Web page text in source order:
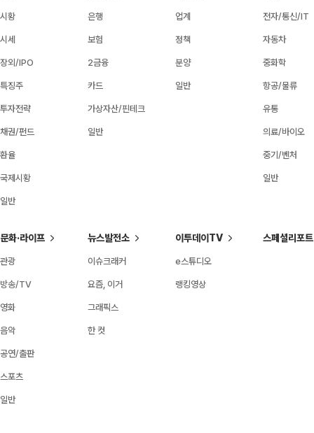
시황
시세
장외/IPO
특징주
투자전략
채권/펀드
환율
국제시황
일반
은행
보험
2금융
카드
가상자산/핀테크
일반
업계
정책
분양
일반
전자/통신/IT
자동차
중화학
항공/물류
유통
의료/바이오
중기/벤처
일반
문화·라이프
관광
방송/TV
영화
음악
공연/출판
스포츠
일반
뉴스발전소
이슈크래커
요즘, 이거
그래픽스
한 컷
이투데이TV
e스튜디오
랭킹영상
스페셜리포트